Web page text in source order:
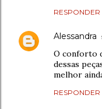
RESPONDER
Alessandra
O conforto
dessas
melhor
RESPONDER